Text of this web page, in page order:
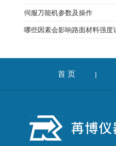
伺服万能机参数及操作
首 页 |